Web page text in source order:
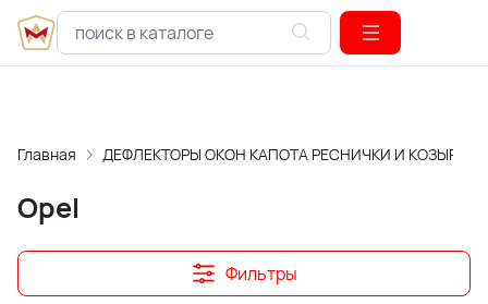
Главная ДЕФЛЕКТОРЫ ОКОН КАПОТА РЕСНИЧКИ И КОЗЫРЬКИ
Opel
Фильтры